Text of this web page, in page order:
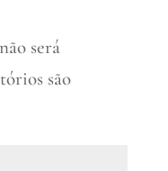
será
são